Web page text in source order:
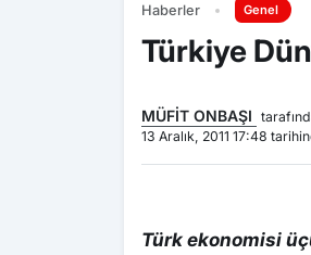
Haberler Genel
Türkiye
MÜFİT ONBAŞI
13 Aralık, 2011 17:48
Türk ekonomisi